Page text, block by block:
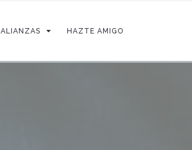
ALIANZAS HAZTE AMIGO